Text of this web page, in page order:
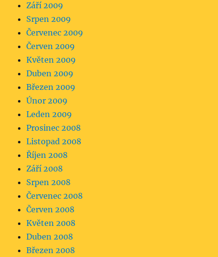
Září 2009
Srpen 2009
Červenec 2009
Červen 2009
Květen 2009
Duben 2009
Březen 2009
Únor 2009
Leden 2009
Prosinec 2008
Listopad 2008
Říjen 2008
Září 2008
Srpen 2008
Červenec 2008
Červen 2008
Květen 2008
Duben 2008
Březen 2008